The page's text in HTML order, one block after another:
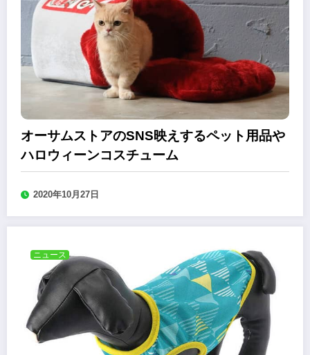
オーサムストアのSNS映えするペット用品や
ハロウィーンコスチューム
2020年10月27日
ニュース